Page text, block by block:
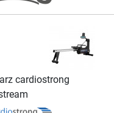
cardiostrong